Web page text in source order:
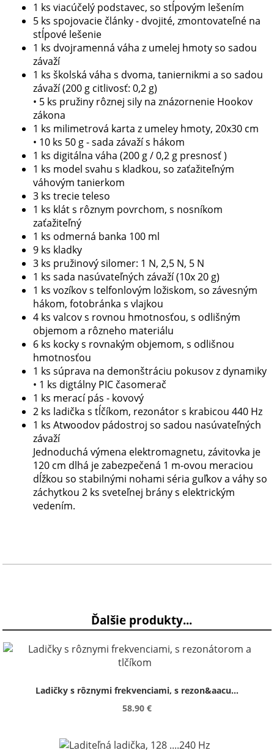
1 ks viacúčelý podstavec, so stĺpovým lešením
5 ks spojovacie články - dvojité, zmontovateľné na
stĺpové lešenie
1 ks dvojramenná váha z umelej hmoty so sadou
závaží
1 ks školská váha s dvoma, taniernikmi a so sadou
závaží (200 g citlivosť: 0,2 g)
• 5 ks pružiny rôznej sily na znázornenie Hookov
zákona
1 ks milimetrová karta z umeley hmoty, 20x30 cm
• 10 ks 50 g - sada závaží s hákom
1 ks digitálna váha (200 g / 0,2 g presnosť )
1 ks model svahu s kladkou, so zaťažiteľným
váhovým tanierkom
3 ks trecie teleso
1 ks klát s rôznym povrchom, s nosníkom
zaťažiteľný
1 ks odmerná banka 100 ml
9 ks kladky
3 ks pružinový silomer: 1 N, 2,5 N, 5 N
1 ks sada nasúvateľných závaží (10x 20 g)
1 ks vozíkov s telfonlovým ložiskom, so závesným
hákom, fotobránka s vlajkou
4 ks valcov s rovnou hmotnosťou, s odlišným
objemom a rôzneho materiálu
6 ks kocky s rovnakým objemom, s odlišnou
hmotnosťou
1 ks súprava na demonštráciu pokusov z dynamiky
• 1 ks digtálny PIC časomerač
1 ks merací pás - kovový
2 ks ladička s tĺčíkom, rezonátor s krabicou 440 Hz
1 ks Atwoodov pádostroj so sadou nasúvateľných
závaží
Jednoduchá výmena elektromagnetu, závitovka je
120 cm dlhá je zabezpečená 1 m-ovou meraciou
dĺžkou so stabilnými nohami séria guľkov a váhy so
záchytkou 2 ks sveteľnej brány s elektrickým
vedením.
Ďalšie produkty...
Ladičky s rôznymi frekvenciami, s rezon&aacu...
58.90 €